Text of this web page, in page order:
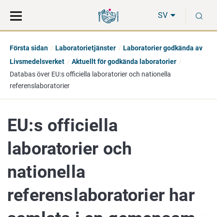
direkt
till
på
hela
SV
Första sidan Laboratorietjänster
Laboratorier godkända av
Livsmedelsverket
Aktuellt för godkända laboratorier
Databas över EU:s officiella laboratorier och nationella
referenslaboratorier
EU:s officiella
laboratorier och
nationella
referenslaboratorier har